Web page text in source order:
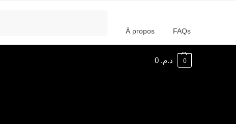
À propos FAQs
د.م. 0